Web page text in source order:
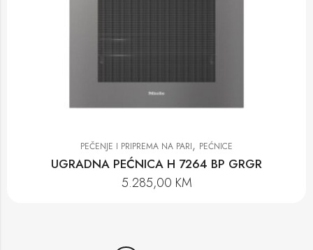
PEČENJE I PRIPREMA NA PARI, PEĆNICE
UGRADNA PEĆNICA H 7264 BP GRGR
5.285,00 KM